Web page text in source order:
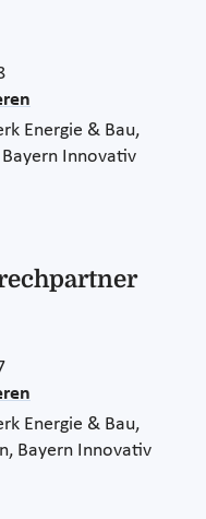
Energie & Bau,
Innovativ
Energie & Bau,
Bayern Innovativ